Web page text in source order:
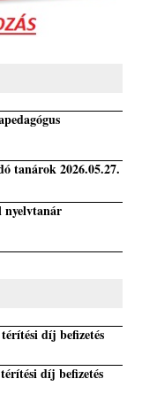
tanárok 2026.05.27.
díj befizetés
díj befizetés